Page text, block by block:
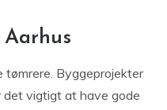
Byggeprojekter
det vigtigt at have gode